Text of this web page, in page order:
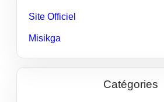
Site Officiel
Misikga
Catégories